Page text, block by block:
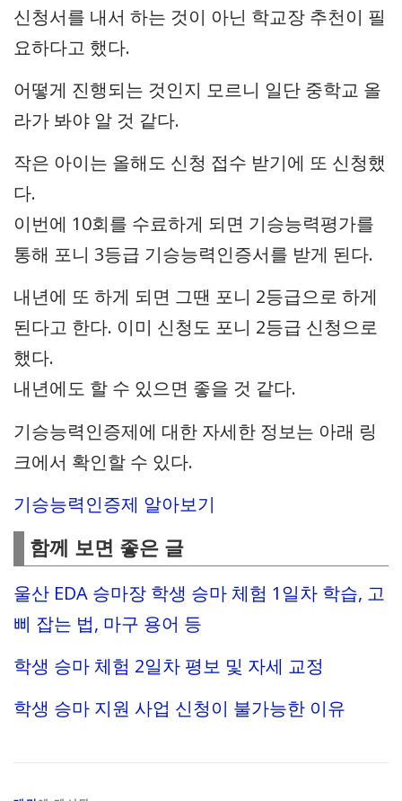
신청서를 내서 하는 것이 아닌 학교장 추천이 필
요하다고 했다.
어떻게 진행되는 것인지 모르니 일단 중학교 올
라가 봐야 알 것 같다.
작은 아이는 올해도 신청 접수 받기에 또 신청했
다.
이번에 10회를 수료하게 되면 기승능력평가를
통해 포니 3등급 기승능력인증서를 받게 된다.
내년에 또 하게 되면 그땐 포니 2등급으로 하게
된다고 한다. 이미 신청도 포니 2등급 신청으로
했다.
내년에도 할 수 있으면 좋을 것 같다.
기승능력인증제에 대한 자세한 정보는 아래 링
크에서 확인할 수 있다.
기승능력인증제 알아보기
함께 보면 좋은 글
울산 EDA 승마장 학생 승마 체험 1일차 학습, 고
삐 잡는 법, 마구 용어 등
학생 승마 체험 2일차 평보 및 자세 교정
학생 승마 지원 사업 신청이 불가능한 이유